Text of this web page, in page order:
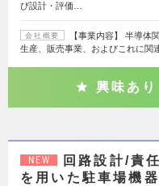
び設計・評価…
会社概要
【事業内容】 半導体
生産、販売事業、およびこれに関
興味あり
NEW
回路設計/責
を用いた駐車場機